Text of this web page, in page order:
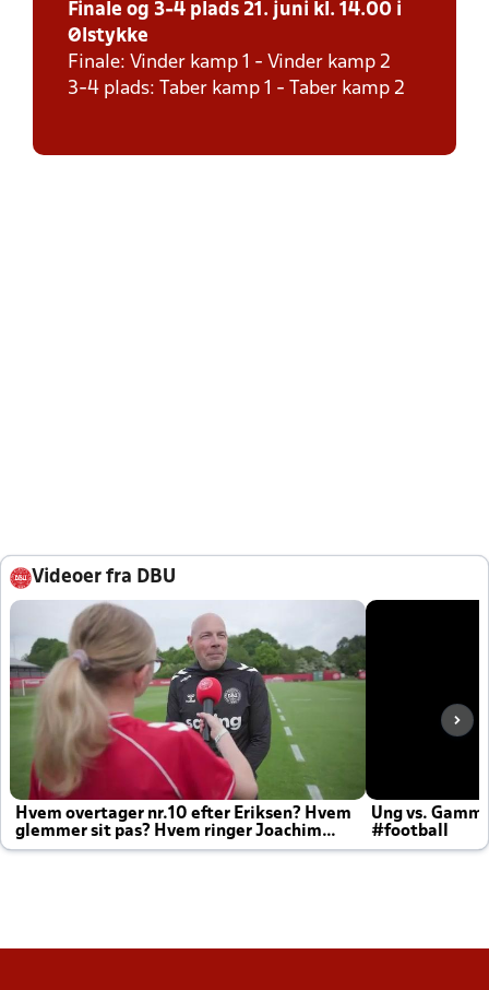
Finale og 3-4 plads 21. juni kl. 14.00 i
Ølstykke
Finale: Vinder kamp 1 - Vinder kamp 2
3-4 plads: Taber kamp 1 - Taber kamp 2
Videoer fra DBU
Hvem overtager nr.10 efter Eriksen? Hvem
glemmer sit pas? Hvem ringer Joachim
altid til efter kampe?
Ung vs.
#football